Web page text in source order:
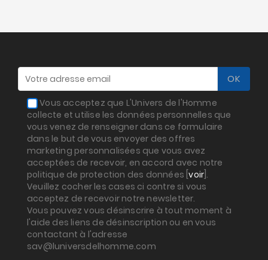
Vous acceptez que L'Univers de l'Homme
collecte et utilise les données personnelles que
vous venez de renseigner dans ce formulaire
dans le but de vous envoyer des offres
marketing personnalisées que vous avez
acceptées de recevoir, en accord avec notre
politique de protection des données [voir ].
Veuillez cocher les cases ci contre si vous
acceptez de recevoir notre newsletter.
Vous pouvez vous désinscrire à tout moment à
l'aide des liens de désinscription ou en vous
contactant à l'adresse
sav@luniversdelhomme.com